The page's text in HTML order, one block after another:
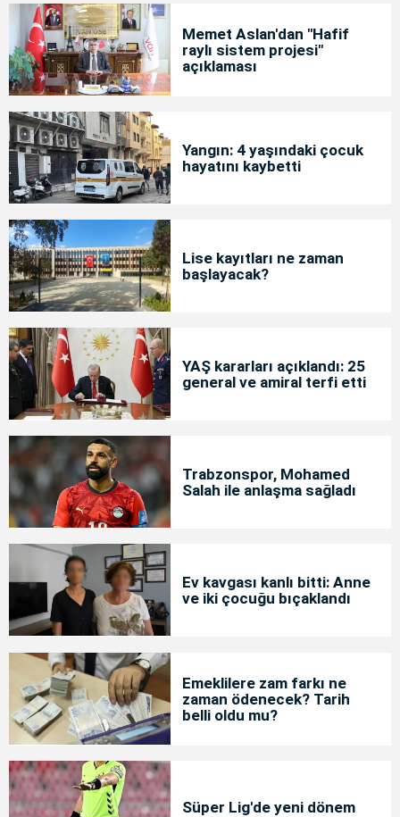
Memet Aslan'dan "Hafif
raylı sistem projesi"
açıklaması
Yangın: 4 yaşındaki çocuk
hayatını kaybetti
Lise kayıtları ne zaman
başlayacak?
YAŞ kararları açıklandı: 25
general ve amiral terfi etti
Trabzonspor, Mohamed
Salah ile anlaşma sağladı
Ev kavgası kanlı bitti: Anne
ve iki çocuğu bıçaklandı
Emeklilere zam farkı ne
zaman ödenecek? Tarih
belli oldu mu?
Süper Lig'de yeni dönem